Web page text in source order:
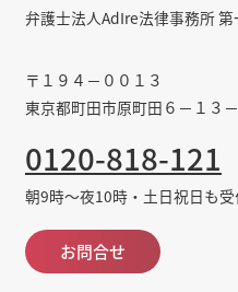
弁護士法人AdIre法律事務所
〒１９４－００１３
東京都町田市原町田６－１３
0120-818-121
朝9時～夜10時・土日祝日も受
お問合せ